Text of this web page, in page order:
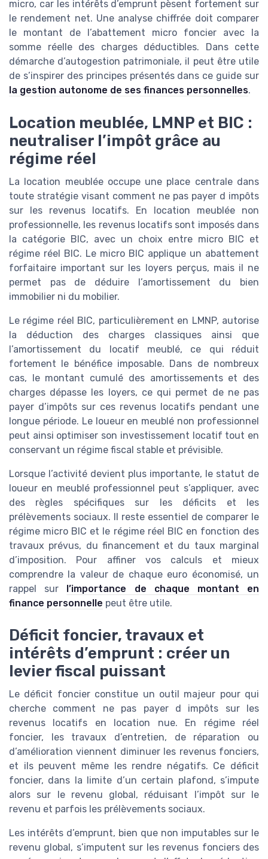
micro, car les intérêts d’emprunt pèsent fortement sur
le rendement net. Une analyse chiffrée doit comparer
le montant de l’abattement micro foncier avec la
somme réelle des charges déductibles. Dans cette
démarche d’autogestion patrimoniale, il peut être utile
de s’inspirer des principes présentés dans ce guide sur
la gestion autonome de ses finances personnelles.
Location meublée, LMNP et BIC :
neutraliser l’impôt grâce au
régime réel
La location meublée occupe une place centrale dans
toute stratégie visant comment ne pas payer d impôts
sur les revenus locatifs. En location meublée non
professionnelle, les revenus locatifs sont imposés dans
la catégorie BIC, avec un choix entre micro BIC et
régime réel BIC. Le micro BIC applique un abattement
forfaitaire important sur les loyers perçus, mais il ne
permet pas de déduire l’amortissement du bien
immobilier ni du mobilier.
Le régime réel BIC, particulièrement en LMNP, autorise
la déduction des charges classiques ainsi que
l’amortissement du locatif meublé, ce qui réduit
fortement le bénéfice imposable. Dans de nombreux
cas, le montant cumulé des amortissements et des
charges dépasse les loyers, ce qui permet de ne pas
payer d’impôts sur ces revenus locatifs pendant une
longue période. Le loueur en meublé non professionnel
peut ainsi optimiser son investissement locatif tout en
conservant un régime fiscal stable et prévisible.
Lorsque l’activité devient plus importante, le statut de
loueur en meublé professionnel peut s’appliquer, avec
des règles spécifiques sur les déficits et les
prélèvements sociaux. Il reste essentiel de comparer le
régime micro BIC et le régime réel BIC en fonction des
travaux prévus, du financement et du taux marginal
d’imposition. Pour affiner vos calculs et mieux
comprendre la valeur de chaque euro économisé, un
rappel sur l’importance de chaque montant en
finance personnelle peut être utile.
Déficit foncier, travaux et
intérêts d’emprunt : créer un
levier fiscal puissant
Le déficit foncier constitue un outil majeur pour qui
cherche comment ne pas payer d impôts sur les
revenus locatifs en location nue. En régime réel
foncier, les travaux d’entretien, de réparation ou
d’amélioration viennent diminuer les revenus fonciers,
et ils peuvent même les rendre négatifs. Ce déficit
foncier, dans la limite d’un certain plafond, s’impute
alors sur le revenu global, réduisant l’impôt sur le
revenu et parfois les prélèvements sociaux.
Les intérêts d’emprunt, bien que non imputables sur le
revenu global, s’imputent sur les revenus fonciers des